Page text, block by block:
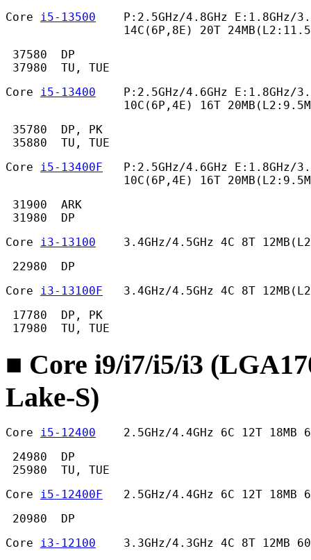
Core i5-13500
P:2.5GHz/4.8GHz E:1.8GHz/
14C(6P,8E) 20T
37580  DP
37980  TU, TUE
Core i5-13400
P:2.5GHz/4.6GHz E:1.8GHz/
10C(6P,4E) 16T
35780  DP, PK
35880  TU, TUE
Core i5-13400F
P:2.5GHz/4.6GHz E:1.8GHz/
10C(6P,4E) 16T
31900  ARK
31980  DP
Core i3-13100
3.4GHz/4.5GHz 4C 8T
22980  DP
Core i3-13100F
3.4GHz/4.5GHz 4C 8T
17780  DP, PK
17980  TU, TUE
■ Core i9/i7/i5/i3
Lake-S)
Core i5-12400
2.5GHz/4.4GHz 6C 12T 18MB
24980  DP
25980  TU, TUE
Core i5-12400F
2.5GHz/4.4GHz 6C 12T 18MB
20980  DP
Core i3-12100
3.3GHz/4.3GHz 4C 8T 12MB